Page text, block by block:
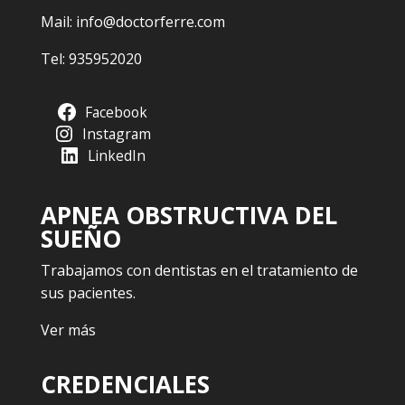
Mail: info@doctorferre.com
Tel: 935952020
Facebook
Instagram
LinkedIn
APNEA OBSTRUCTIVA DEL
SUEÑO
Trabajamos con dentistas en el tratamiento de
sus pacientes.
Ver más
CREDENCIALES